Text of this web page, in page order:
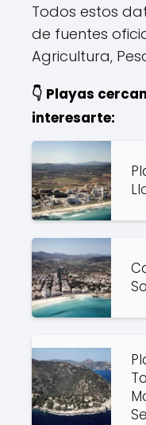
Todos estos
de fuentes
Agricultura,
👇 Playas
interesarte: